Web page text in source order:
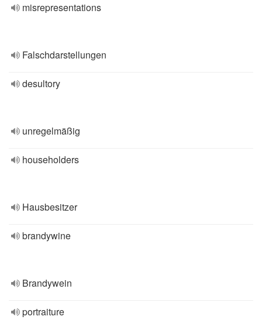
misrepresentations
Falschdarstellungen
desultory
unregelmäßig
householders
Hausbesitzer
brandywine
Brandywein
portraiture